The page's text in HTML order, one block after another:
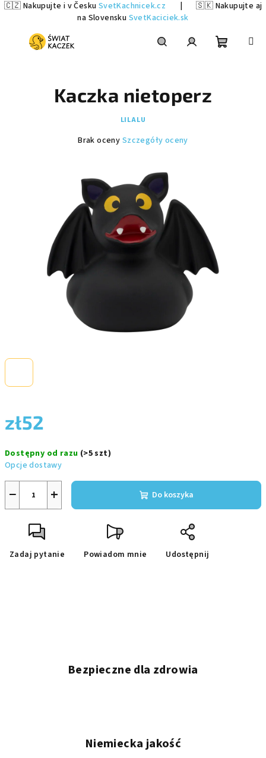
🇨🇿 Nakupujte i v Česku SvetKachnicek.cz
🇸🇰 Nakupujte aj
na Slovensku SvetKaciciek.sk
się
zł52
jednostkowa:
Dostępny od razu (>5 szt)
Opcje dostawy
+
− Do koszyka
Zadaj pytanie Powiadom mnie Udostępnij
Kaczka nietoperz
LILALU
Średnia
wynosi
0,0
na
gwiazdek.
Brak oceny Szczegóły oceny
Bezpieczne dla zdrowia
Niemiecka jakość